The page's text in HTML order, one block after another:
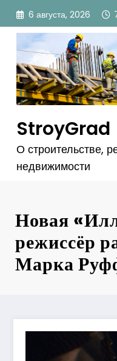
Перейти
содержимому
6 августа, 2026
StroyGrad
О строительстве,
недвижимости
Новая
режиссёр
Марка